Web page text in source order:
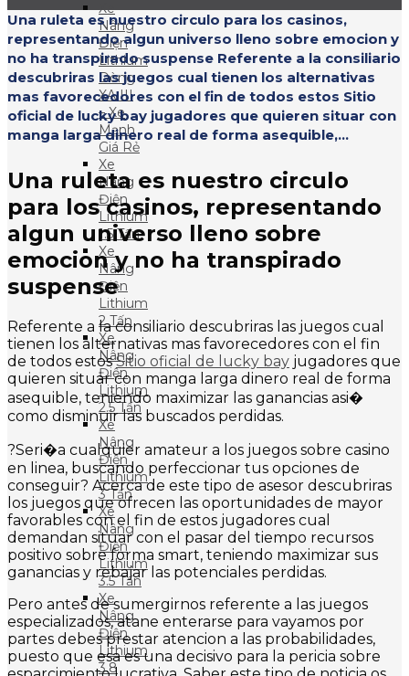
Xe
Nâng
Điện
Lithium
Dòng
XA III
– Xe
Mạnh
Giá Rẻ
Xe
Nâng
Điện
Lithium
1.5 Tấn
Xe
Nâng
Điện
Lithium
2 Tấn
Xe
Nâng
Điện
Lithium
2.5 Tấn
Xe
Nâng
Điện
Lithium
3 Tấn
Xe
Nâng
Điện
Lithium
3.5 Tấn
Xe
Nâng
Điện
Lithium
3.8
Una ruleta es nuestro circulo para los casinos,
representando algun universo lleno sobre emocion y
no ha transpirado suspense Referente a la consiliario
descubriras las juegos cual tienen los alternativas
mas favorecedores con el fin de todos estos Sitio
oficial de lucky bay jugadores que quieren situar con
manga larga dinero real de forma asequible,...
Una ruleta es nuestro circulo
para los casinos, representando
algun universo lleno sobre
emocion y no ha transpirado
suspense
Referente a la consiliario descubriras las juegos cual
tienen los alternativas mas favorecedores con el fin
de todos estosSitio oficial de lucky bay jugadores que
quieren situar con manga larga dinero real de forma
asequible, teniendo maximizar las ganancias asi�
como disminuir las buscados perdidas.
?Seri�a cualquier amateur a los juegos sobre casino
en linea, buscando perfeccionar tus opciones de
conseguir? Acerca de este tipo de asesor descubriras
los juegos que ofrecen las oportunidades de mayor
favorables con el fin de estos jugadores cual
demandan situar con el pasar del tiempo recursos
positivo sobre forma smart, teniendo maximizar sus
ganancias y rebajar las potenciales perdidas.
Pero antes de sumergirnos referente a las juegos
especializados, atane enterarse para vayamos por
partes debes prestar atencion a las probabilidades,
puesto que esa es una decisivo para la pericia sobre